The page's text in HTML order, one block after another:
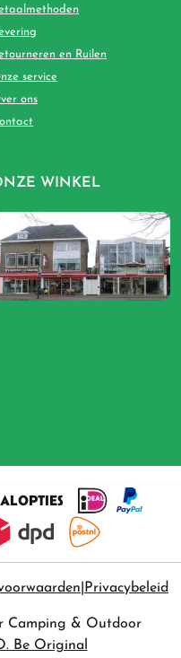
en Ruilen
service
ons
WINKEL
Privacybeleid
Camping & Outdoor
Be Original